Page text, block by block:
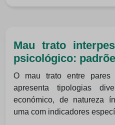
Mau trato
psicológico:
O mau trato entre pares
apresenta tipologias
económico, de natureza
uma com indicadores